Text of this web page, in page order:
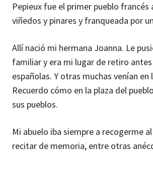
Pepieux fue el primer pueblo
viñedos y pinares y franqueada por
Allí nació mi hermana Joanna. Le
familiar y era mi lugar de retiro
españolas. Y otras muchas venían
Recuerdo cómo en la plaza del
sus pueblos.
Mi abuelo iba siempre a recogerme
recitar de memoria, entre otras